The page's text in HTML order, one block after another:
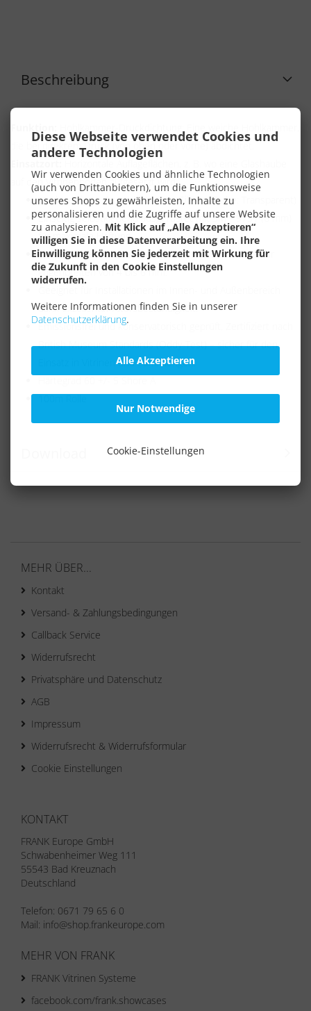
Diese Webseite verwendet Cookies und
andere Technologien
Wir verwenden Cookies und ähnliche Technologien
(auch von Drittanbietern), um die Funktionsweise
unseres Shops zu gewährleisten, Inhalte zu
personalisieren und die Zugriffe auf unsere Website
zu analysieren. Mit Klick auf „Alle Akzeptieren“
willigen Sie in diese Datenverarbeitung ein. Ihre
Einwilligung können Sie jederzeit mit Wirkung für
die Zukunft in den Cookie Einstellungen
widerrufen.
Weitere Informationen finden Sie in unserer
Datenschutzerklärung.
Alle Akzeptieren
Nur Notwendige
Cookie-Einstellungen
Beschreibung
die bei direktem Druck (von oben oder vorne) abdichtet.
Horizontale Auflageflächen, z. B. wo eine Glashaube
auf den Vitrinenboden aufgesetzt wird.
Hochwertiges, dauerelastisches Silikon (Farbe: Transparent)
Einseitig selbstklebend ausgerüstet mit 3M™ 9731 (6 mm)
für maximale Haftung.
Abmessungen: Breite 7,0 mm / Höhe 6,0 mm; ideal für
Fugenbreiten von 4 bis 6 mm.
dank exzellenter Altersbeständigkeit.
Emissionsfrei und konservatorisch geprüft. Zertifiziert nach
British Museum Standards (Oddy-Test) – sicher für den
Einsatz in Vitrinen und Sammlungen.
100m Rolle
MEHR ÜBER...
Kontakt
Versand- & Zahlungsbedingungen
Callback Service
Widerrufsrecht
Privatsphäre und Datenschutz
AGB
Impressum
Widerrufsrecht & Widerrufsformular
Cookie Einstellungen
KONTAKT
FRANK Europe GmbH
Schwabenheimer Weg 111
55543 Bad Kreuznach
Deutschland
Telefon: 0671 79 65 6 0
Mail: info@shop.frankeurope.com
MEHR VON FRANK
FRANK Vitrinen Systeme
facebook.com/frank.showcases